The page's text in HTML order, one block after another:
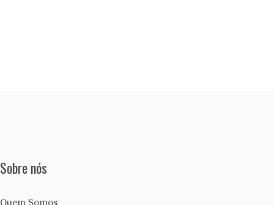
Sobre nós
Quem Somos